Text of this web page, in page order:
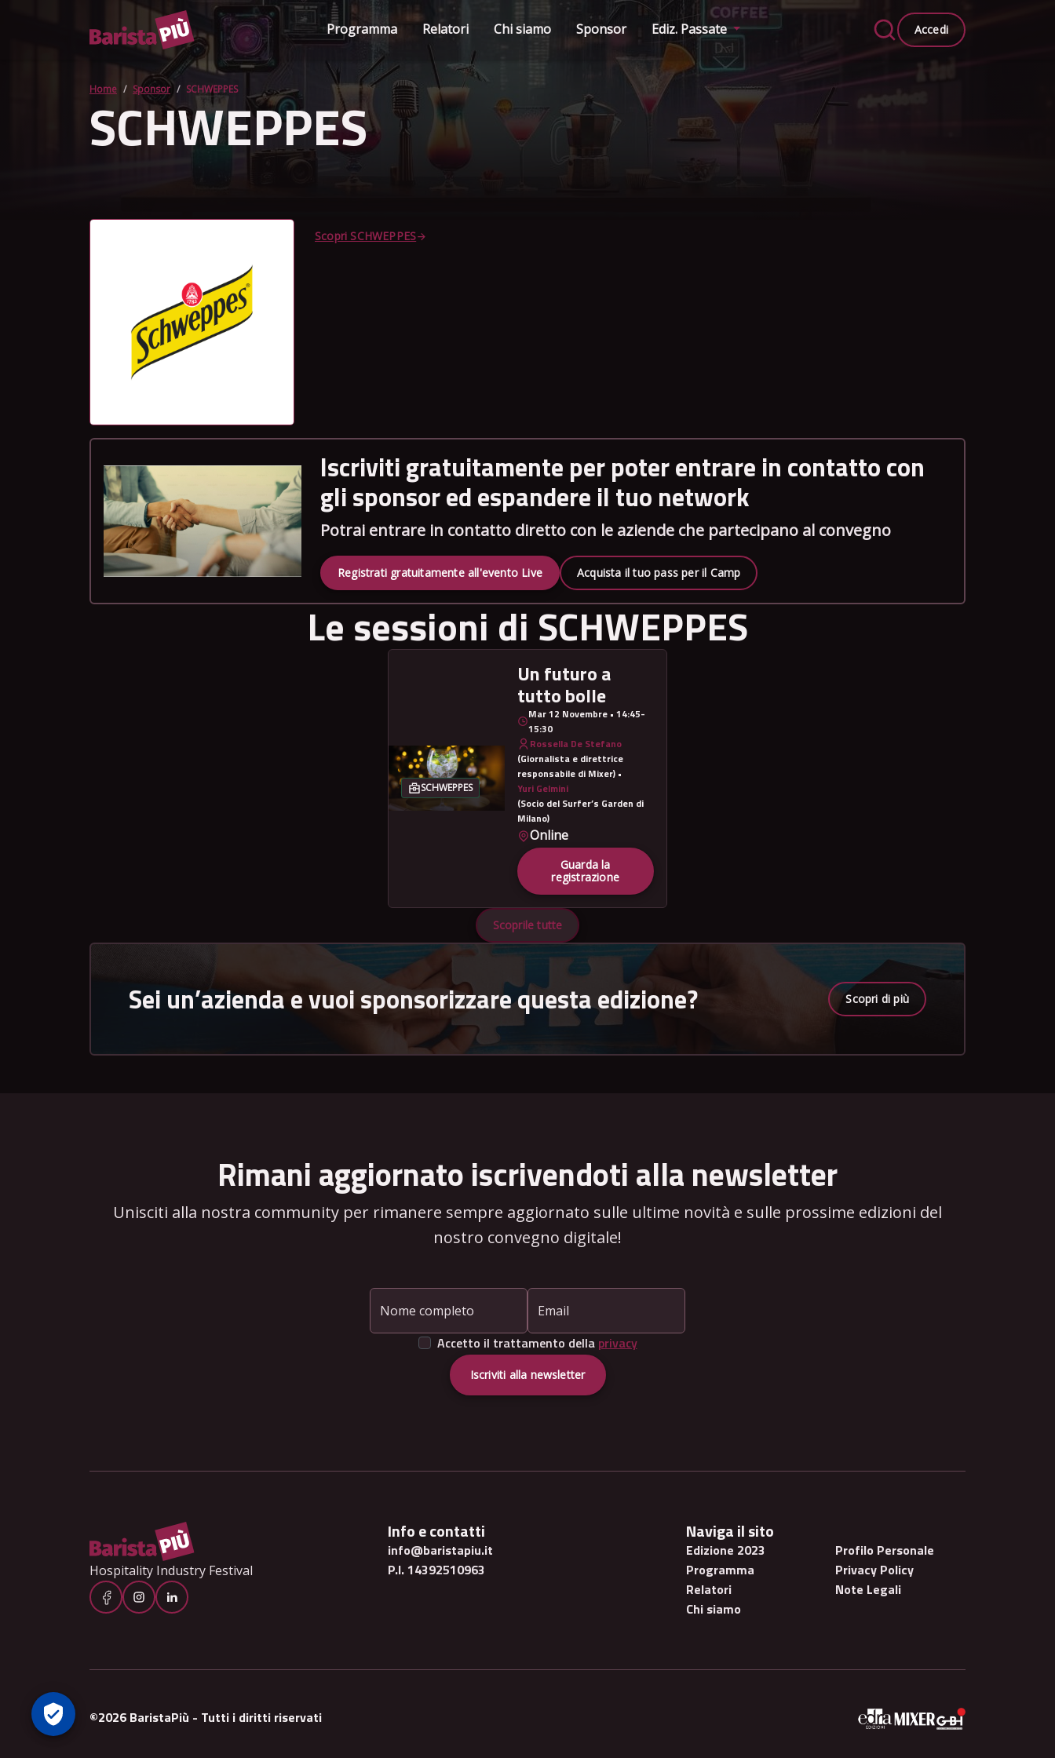
Programma Relatori Chi siamo Sponsor Ediz. Passate Accedi
Home Sponsor SCHWEPPES
SCHWEPPES
Scopri SCHWEPPES
Iscriviti gratuitamente per poter entrare in contatto con
gli sponsor ed espandere il tuo network
Potrai entrare in contatto diretto con le aziende che partecipano al convegno
Registrati gratuitamente all'evento Live Acquista il tuo pass per il Camp
Le sessioni di SCHWEPPES
SCHWEPPES
Un futuro a
tutto bolle
Mar 12 Novembre • 14:45-
15:30
Rossella De Stefano
(Giornalista e direttrice
responsabile di Mixer) •
Yuri Gelmini
(Socio del Surfer’s Garden di
Milano)
Online
Guarda la
registrazione
Scoprile tutte
Sei un’azienda e vuoi sponsorizzare questa edizione? Scopri di più
Rimani aggiornato iscrivendoti alla newsletter
Unisciti alla nostra community per rimanere sempre aggiornato sulle ultime novità e sulle prossime edizioni del
nostro convegno digitale!
Nome completo Email
Accetto il trattamento della privacy
Iscriviti alla newsletter
Hospitality Industry Festival
Info e contatti
info@baristapiu.it
P.I. 14392510963
Naviga il sito
Edizione 2023
Programma
Relatori
Chi siamo
Profilo Personale
Privacy Policy
Note Legali
©2026 BaristaPiù - Tutti i diritti riservati